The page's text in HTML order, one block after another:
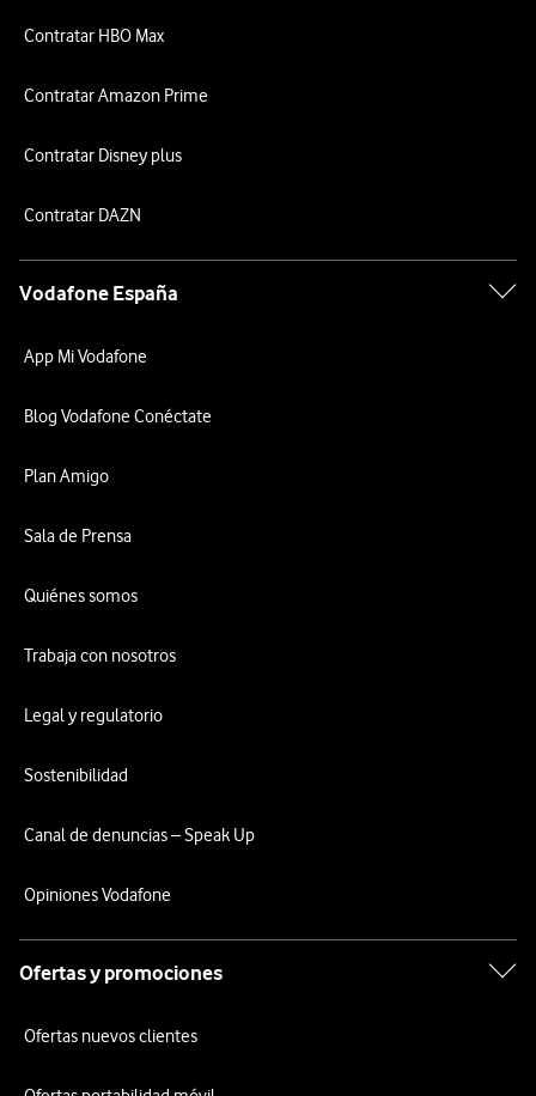
Contratar HBO Max
Contratar Amazon Prime
Contratar Disney plus
Contratar DAZN
Vodafone España
App Mi Vodafone
Blog Vodafone Conéctate
Plan Amigo
Sala de Prensa
Quiénes somos
Trabaja con nosotros
Legal y regulatorio
Sostenibilidad
Canal de denuncias – Speak Up
Opiniones Vodafone
Ofertas y promociones
Ofertas nuevos clientes